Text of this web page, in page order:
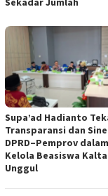
Supa’ad Hadianto
Transparansi dan
DPRD–Pemprov
Kelola Beasiswa
Unggul